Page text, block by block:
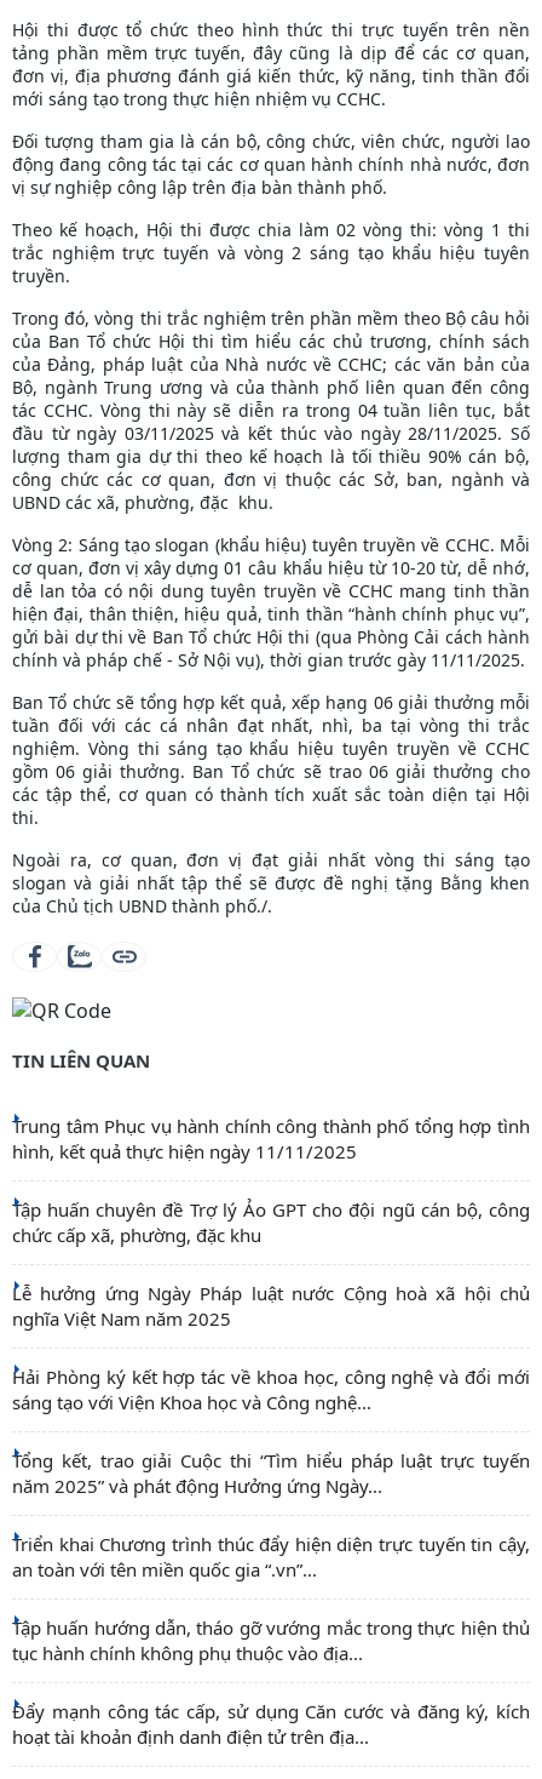
Hội thi được tổ chức theo hình thức thi trực tuyến trên nền
tảng phần mềm trực tuyến, đây cũng là dịp để các cơ quan,
đơn vị, địa phương đánh giá kiến thức, kỹ năng, tinh thần đổi
mới sáng tạo trong thực hiện nhiệm vụ CCHC.
Đối tượng tham gia là cán bộ, công chức, viên chức, người lao
động đang công tác tại các cơ quan hành chính nhà nước, đơn
vị sự nghiệp công lập trên địa bàn thành phố.
Theo kế hoạch, Hội thi được chia làm 02 vòng thi: vòng 1 thi
trắc nghiệm trực tuyến và vòng 2 sáng tạo khẩu hiệu tuyên
truyền.
Trong đó, vòng thi trắc nghiệm trên phần mềm theo Bộ câu hỏi
của Ban Tổ chức Hội thi tìm hiểu các chủ trương, chính sách
của Đảng, pháp luật của Nhà nước về CCHC; các văn bản của
Bộ, ngành Trung ương và của thành phố liên quan đến công
tác CCHC. Vòng thi này sẽ diễn ra trong 04 tuần liên tục, bắt
đầu từ ngày 03/11/2025 và kết thúc vào ngày 28/11/2025. Số
lượng tham gia dự thi theo kế hoạch là tối thiều 90% cán bộ,
công chức các cơ quan, đơn vị thuộc các Sở, ban, ngành và
UBND các xã, phường, đặc khu.
Vòng 2: Sáng tạo slogan (khẩu hiệu) tuyên truyền về CCHC. Mỗi
cơ quan, đơn vị xây dựng 01 câu khẩu hiệu từ 10-20 từ, dễ nhớ,
dễ lan tỏa có nội dung tuyên truyền về CCHC mang tinh thần
hiện đại, thân thiện, hiệu quả, tinh thần “hành chính phục vụ”,
gửi bài dự thi về Ban Tổ chức Hội thi (qua Phòng Cải cách hành
chính và pháp chế - Sở Nội vụ), thời gian trước gày 11/11/2025.
Ban Tổ chức sẽ tổng hợp kết quả, xếp hạng 06 giải thưởng mỗi
tuần đối với các cá nhân đạt nhất, nhì, ba tại vòng thi trắc
nghiệm. Vòng thi sáng tạo khẩu hiệu tuyên truyền về CCHC
gồm 06 giải thưởng. Ban Tổ chức sẽ trao 06 giải thưởng cho
các tập thể, cơ quan có thành tích xuất sắc toàn diện tại Hội
thi.
Ngoài ra, cơ quan, đơn vị đạt giải nhất vòng thi sáng tạo
slogan và giải nhất tập thể sẽ được đề nghị tặng Bằng khen
của Chủ tịch UBND thành phố./.
TIN LIÊN QUAN
Trung tâm Phục vụ hành chính công thành phố tổng hợp tình
hình, kết quả thực hiện ngày 11/11/2025
Tập huấn chuyên đề Trợ lý Ảo GPT cho đội ngũ cán bộ, công
chức cấp xã, phường, đặc khu
Lễ hưởng ứng Ngày Pháp luật nước Cộng hoà xã hội chủ
nghĩa Việt Nam năm 2025
Hải Phòng ký kết hợp tác về khoa học, công nghệ và đổi mới
sáng tạo với Viện Khoa học và Công nghệ...
Tổng kết, trao giải Cuộc thi “Tìm hiểu pháp luật trực tuyến
năm 2025” và phát động Hưởng ứng Ngày...
Triển khai Chương trình thúc đẩy hiện diện trực tuyến tin cậy,
an toàn với tên miền quốc gia “.vn”...
Tập huấn hướng dẫn, tháo gỡ vướng mắc trong thực hiện thủ
tục hành chính không phụ thuộc vào địa...
Đẩy mạnh công tác cấp, sử dụng Căn cước và đăng ký, kích
hoạt tài khoản định danh điện tử trên địa...